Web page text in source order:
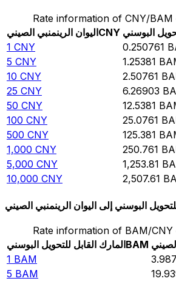
Rate information of CNY/
اليوان الرينمنبي الصينيCNY البوسني
1 CNY 0.250761
5 CNY 1.25381
10 CNY 2.50761
25 CNY 6.26903
50 CNY 12.5381
100 CNY 25.0761
500 CNY 125.381
1,000 CNY 250.761
5,000 CNY 1,253.81
10,000 CNY 2,507.61
البوسني إلى اليوان الرينمنبي الصيني
Rate information of BAM/
المارك القابل للتحويل البوسنيBAM
1 BAM
5 BAM